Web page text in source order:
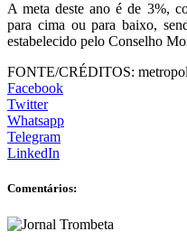
A meta deste ano é de 3%,
para cima ou para baixo,
estabelecido pelo Conselho
FONTE/CRÉDITOS:
Facebook
Twitter
Whatsapp
Telegram
LinkedIn
Comentários: